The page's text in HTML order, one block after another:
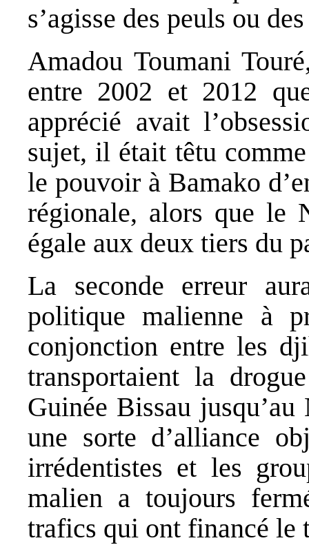
s’agisse des peuls ou
Amadou Toumani
entre 2002 et 2012
apprécié avait
sujet, il était têtu
le pouvoir à Bamako
régionale, alors que le
égale aux deux tiers du
La seconde erreur
politique malienne à
conjonction entre les
transportaient la
Guinée Bissau
une sorte d’alliance
irrédentistes et les
malien a toujours
trafics qui ont financé le